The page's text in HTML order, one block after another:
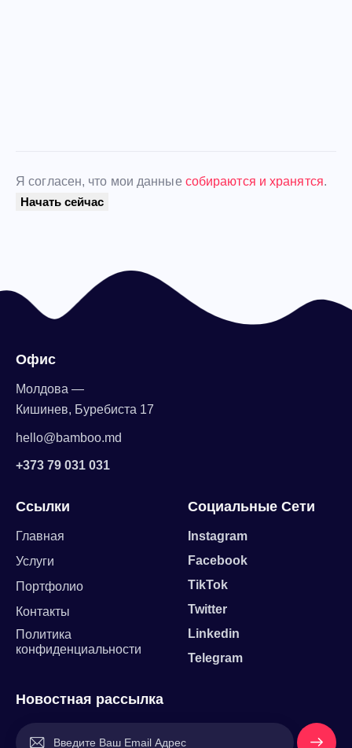
Я согласен, что мои данные собираются и хранятся.
Офис
Молдова —
Кишинев, Буребиста 17
hello@bamboo.md
+373 79 031 031
Ссылки
Главная
Услуги
Портфолио
Контакты
Политика
конфиденциальности
Социальные Сети
Instagram
Facebook
TikTok
Twitter
Linkedin
Telegram
Новостная рассылка
Напишит